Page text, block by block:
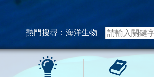
熱門搜尋： 海洋生物